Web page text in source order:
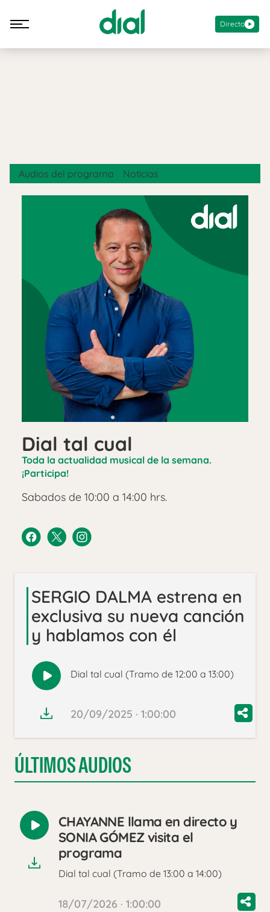
Directo
Dial tal cual
Toda la actualidad musical de la semana.
¡Participa!
Sabados de 10:00 a 14:00 hrs.
Audios del programa Noticias
SERGIO DALMA estrena en
exclusiva su nueva canción
y hablamos con él
Reproducir
audio
Dial tal cual (Tramo de 12:00 a 13:00)
20/09/2025 · 1:00:00
ÚLTIMOS AUDIOS
Reproducir
audio
CHAYANNE llama en directo y
SONIA GÓMEZ visita el
programa
Dial tal cual (Tramo de 13:00 a 14:00)
18/07/2026 · 1:00:00